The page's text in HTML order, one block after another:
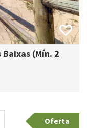
Baixas (Mín. 2
Oferta